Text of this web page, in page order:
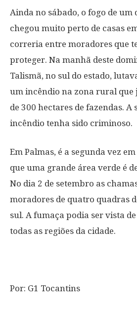
Ainda no sábado, o fogo de um
chegou muito perto de casas
correria entre moradores que
proteger. Na manhã deste
Talismã, no sul do estado,
um incêndio na zona rural que
de 300 hectares de fazendas. A
incêndio tenha sido criminoso.
Em Palmas, é a segunda vez
que uma grande área verde é
No dia 2 de setembro as
moradores de quatro quadras
sul. A fumaça podia ser vista
todas as regiões da cidade.
Por: G1 Tocantins